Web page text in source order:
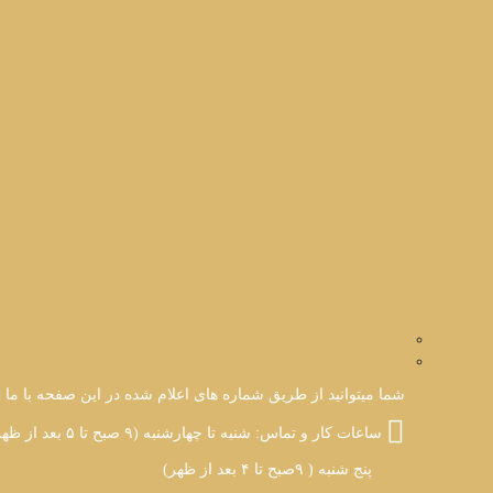
شما میتوانید از طریق شماره های اعلام شده در این صفحه با ما
ساعات کار و تماس: شنبه تا چهارشنبه (۹ صبح تا ۵ بعد از ظهر)
پنج شنبه ( ۹صبح تا ۴ بعد از ظهر)